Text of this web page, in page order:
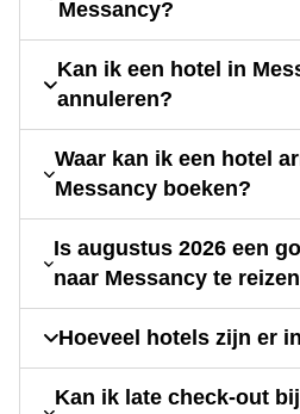
Messancy?
Kan ik een hotel in
annuleren?
Waar kan ik een hotel
Messancy boeken?
Is augustus 2026 een
naar Messancy te
Hoeveel hotels zijn er
Kan ik late check-out